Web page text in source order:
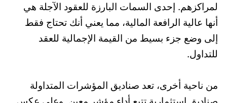
لمراكزهم. إحدى السمات البارزة للعقود الآجلة هي
أنها عالية الرافعة المالية، مما يعني أنك تحتاج فقط
إلى وضع جزء بسيط من القيمة الإجمالية للعقد
للتداول.
من ناحية أخرى، تعد صناديق المؤشرات المتداولة